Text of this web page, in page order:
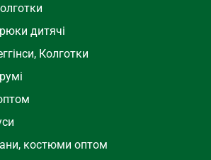
дитячі
Колготки
костюми оптом